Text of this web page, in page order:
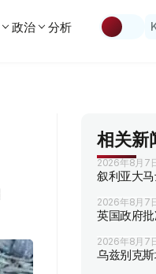
政治 分析
相关新
2026年8月7
叙利亚大
2026年8月7
英国政府
2026年8月7
乌兹别克